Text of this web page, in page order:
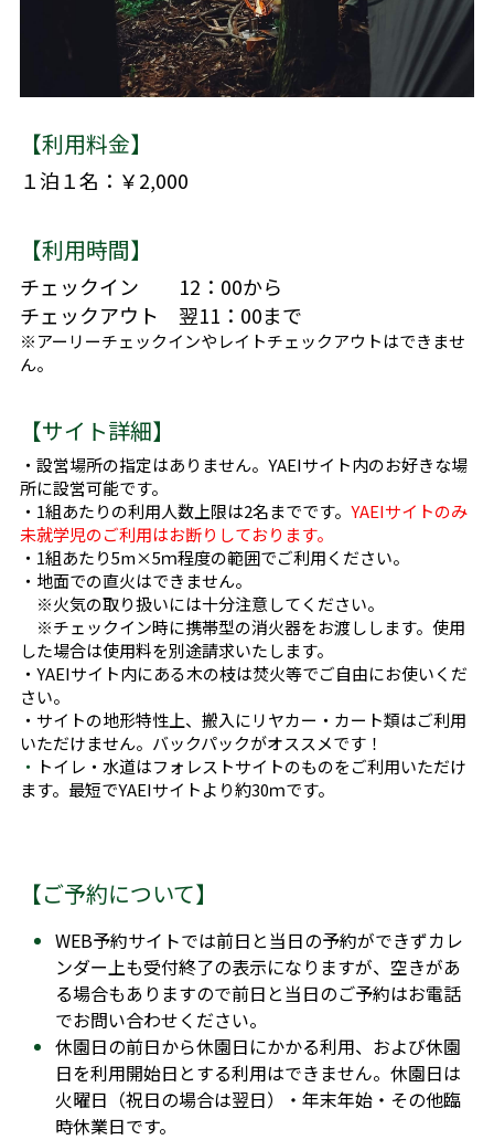
【利用料金】
１泊１名：￥2,000
【利用時間】
チェックイン　　12：00から
チェックアウト　翌11：00まで
※アーリーチェックインやレイトチェックアウトはできませ
ん。
【サイト詳細】
・設営場所の指定はありません。YAEIサイト内のお好きな場
所に設営可能です。
・1組あたりの利用人数上限は2名までです。YAEIサイトのみ
未就学児のご利用はお断りしております。
・1組あたり5m×5ｍ程度の範囲でご利用ください。
・地面での直火はできません。
※火気の取り扱いには十分注意してください。
※チェックイン時に携帯型の消火器をお渡しします。使用
した場合は使用料を別途請求いたします。
・YAEIサイト内にある木の枝は焚火等でご自由にお使いくだ
さい。
・サイトの地形特性上、搬入にリヤカー・カート類はご利用
いただけません。バックパックがオススメです！
・ トイレ・水道はフォレストサイトのものをご利用いただけ
ます。最短でYAEIサイトより約30ｍです。
【ご予約について】
WEB予約サイトでは前日と当日の予約ができずカレ
ンダー上も受付終了の表示になりますが、空きがあ
る場合もありますので前日と当日のご予約はお電話
でお問い合わせください。
休園日の前日から休園日にかかる利用、および休園
日を利用開始日とする利用はできません。休園日は
火曜日（祝日の場合は翌日）・年末年始・その他臨
時休業日です。